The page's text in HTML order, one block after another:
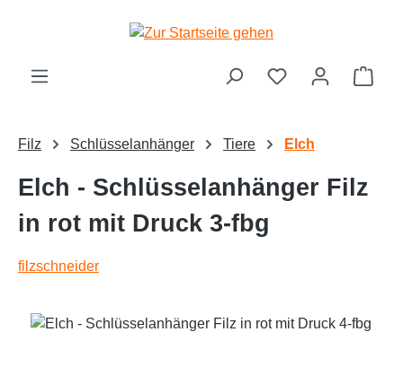
Filz Schlüsselanhänger Tiere Elch
Elch - Schlüsselanhänger Filz
in rot mit Druck 3-fbg
filzschneider
Bildergalerie überspringen